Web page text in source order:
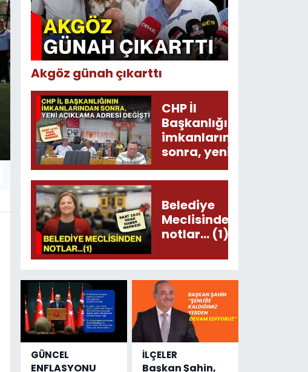
Akgöz günah çıkarttı
CHP İl
Başkanlığının
imkanlarından
sonra, yeni
açıklama
adresi değişti!
Belediye
Meclisinden
notlar... (1)
GÜNCEL
ENFLASYONU
İLÇELER
Başkan Şahin,